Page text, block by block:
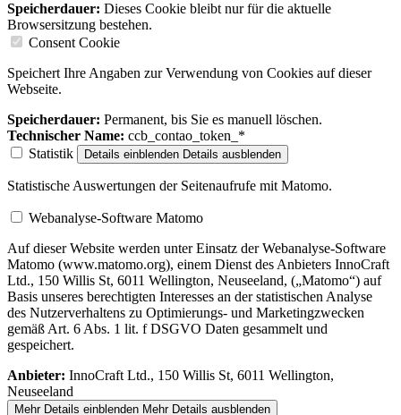
Speicherdauer: Dieses Cookie bleibt nur für die aktuelle
Browsersitzung bestehen.
Consent Cookie
Speichert Ihre Angaben zur Verwendung von Cookies auf dieser
Webseite.
Speicherdauer: Permanent, bis Sie es manuell löschen.
Technischer Name: ccb_contao_token_*
Statistik
Details einblenden Details ausblenden
Statistische Auswertungen der Seitenaufrufe mit Matomo.
Webanalyse-Software Matomo
Auf dieser Website werden unter Einsatz der Webanalyse-Software
Matomo (www.matomo.org), einem Dienst des Anbieters InnoCraft
Ltd., 150 Willis St, 6011 Wellington, Neuseeland, („Matomo“) auf
Basis unseres berechtigten Interesses an der statistischen Analyse
des Nutzerverhaltens zu Optimierungs- und Marketingzwecken
gemäß Art. 6 Abs. 1 lit. f DSGVO Daten gesammelt und
gespeichert.
Anbieter: InnoCraft Ltd., 150 Willis St, 6011 Wellington,
Neuseeland
Mehr Details einblenden Mehr Details ausblenden